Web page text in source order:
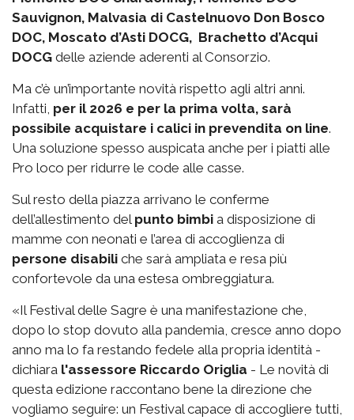
Sauvignon, Malvasia di Castelnuovo Don Bosco
DOC, Moscato d’Asti DOCG, Brachetto d’Acqui
DOCG delle aziende aderenti al Consorzio.
Ma c’è un’importante novità rispetto agli altri anni.
Infatti, per il 2026 e per la prima volta, sarà
possibile acquistare i calici in prevendita on line.
Una soluzione spesso auspicata anche per i piatti alle
Pro loco per ridurre le code alle casse.
Sul resto della piazza arrivano le conferme
dell’allestimento del punto bimbi a disposizione di
mamme con neonati e l’area di accoglienza di
persone disabili che sarà ampliata e resa più
confortevole da una estesa ombreggiatura.
«Il Festival delle Sagre è una manifestazione che,
dopo lo stop dovuto alla pandemia, cresce anno dopo
anno ma lo fa restando fedele alla propria identità -
dichiara l'assessore Riccardo Origlia - Le novità di
questa edizione raccontano bene la direzione che
vogliamo seguire: un Festival capace di accogliere tutti,